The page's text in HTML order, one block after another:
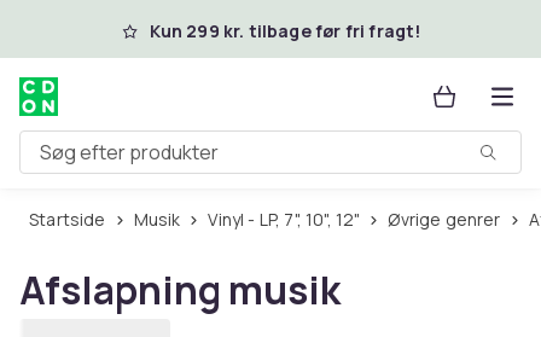
Spring til hovedindhold
Kun 299 kr. tilbage før fri fragt!
Søg efter produkter
Startside Musik Vinyl - LP, 7", 10", 12" Øvrige genrer
Afslapning musik